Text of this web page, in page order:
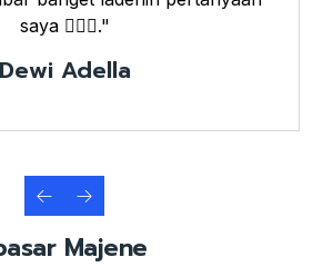
saya 👌🏼🤗."
Dewi Adella
Majene